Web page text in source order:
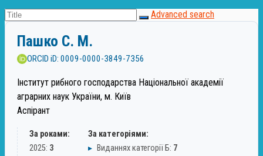
Advanced search
Пашко С. М.
ORCID iD: 0009-0000-3849-7356
Інститут рибного господарства Національної академії
аграрних наук України, м. Київ
Аспірант
За роками:
2025: 3
За категоріями:
▸ Виданнях категорії Б: 7